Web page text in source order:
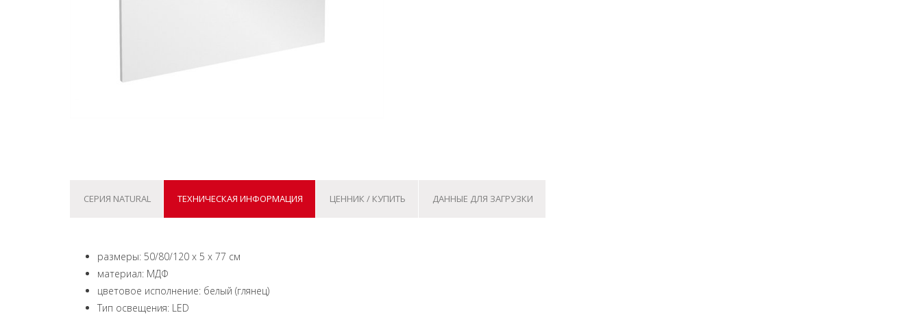
СЕРИЯ NATURAL ТЕХНИЧЕСКАЯ ИНФОРМАЦИЯ ЦЕННИК / КУПИТЬ ДАННЫЕ ДЛЯ ЗАГРУЗКИ
размеры: 50/80/120 x 5 x 77 см
материал: МДФ
цветовое исполнение: белый (глянец)
Тип освещения: LED